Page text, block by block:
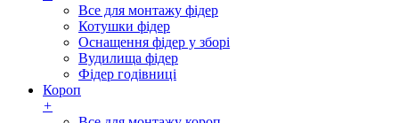
Все для монтажу фідер
Котушки фідер
Оснащення фідер у зборі
Вудилища фідер
Фідер годівниці
Короп
+